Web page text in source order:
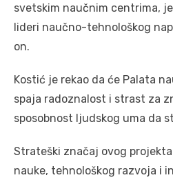
svetskim naučnim centrima,
lideri naučno-tehnološkog
on.
Kostić je rekao da će Palata
spaja radoznalost i strast za
sposobnost ljudskog uma da
Strateški značaj ovog
nauke, tehnološkog razvoja i